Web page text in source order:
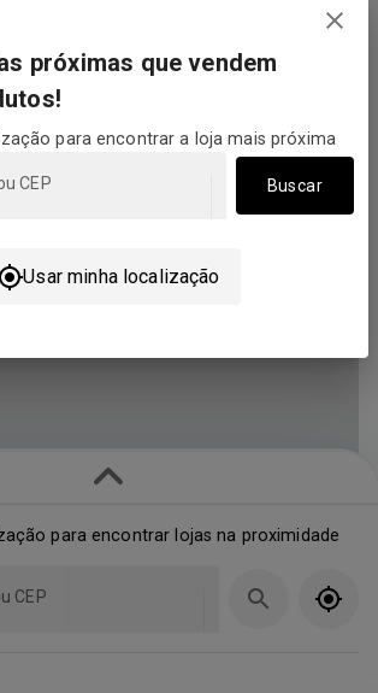
próximas que vendem
para encontrar a loja mais próxima
CEP Buscar
Usar minha localização
para encontrar lojas na proximidade
CEP